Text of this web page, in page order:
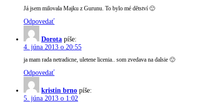
Já jsem milovala Majku z Gurunu. To bylo mé dětství 🙂
Odpovedať
Dorota píše:
4. júna 2013 o 20:55
ja mam rada netradicne, uletene licenia.. som zvedava na dalsie 🙂
Odpovedať
kristin brno píše:
5. júna 2013 o 1:02